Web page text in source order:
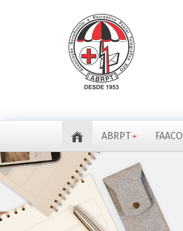
ABRPT FAACO